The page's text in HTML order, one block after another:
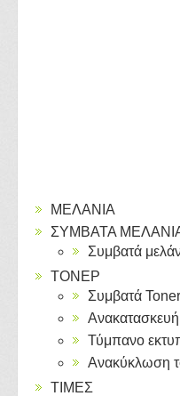
ΜΕΛΑΝΙΑ
ΣΥΜΒΑΤΑ
Συμβατά
ΤΟΝΕΡ
Συμβατά Toner
Ανακατασκευή
Τύμπανο
Ανακύκλωση
ΤΙΜΕΣ